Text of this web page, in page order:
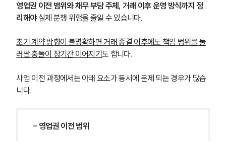
영업권 이전 범위와 채무 부담 주체, 거래 이후 운영 방식까지 정
리해야 실제 분쟁 위험을 줄일 수 있습니다.
초기 계약 방향이 불명확하면 거래 종결 이후에도 책임 범위를 둘
러싼 충돌이 장기간 이어지기도 합니다.
사업 이전 과정에서는 아래 요소가 동시에 문제 되는 경우가 많습
니다.
- 영업권 이전 범위